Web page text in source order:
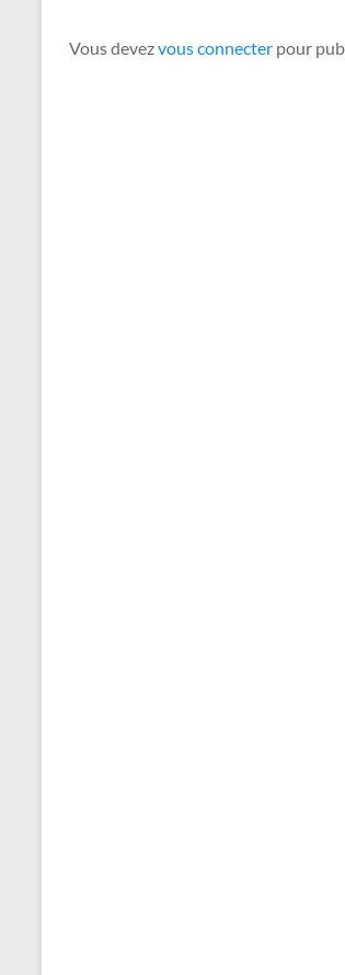
Vous devezvous connecter pour